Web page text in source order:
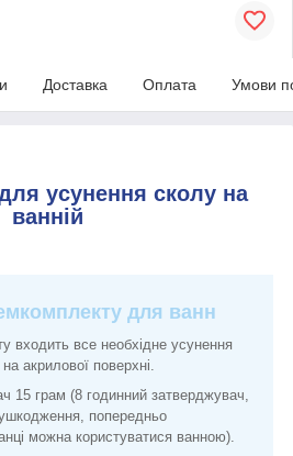
Доставка Оплата Умови
усунення сколу на
ванній
для ванн
входить все необхідне усунення
акрилової поверхні.
15 грам (8 годинний затверджувач,
попередньо
можна користуватися ванною).